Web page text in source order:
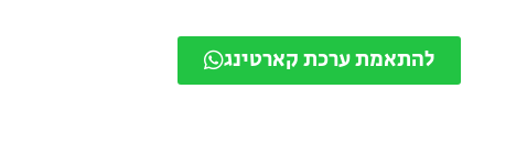
להתאמת ערכת קארטינג